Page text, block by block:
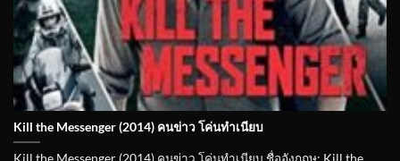
Kill the Messenger (2014) คนข่าว โค่นทำเนียบ